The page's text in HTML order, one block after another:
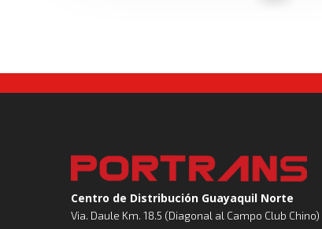
Centro de Distribución Guayaquil Norte
Via. Daule Km. 18.5 (Diagonal al Campo Club Chino)